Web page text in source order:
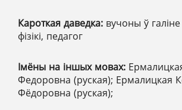
Кароткая даведка: вучоны ў
фізікі, педагог
Імёны на іншых мовах:
Федоровна (руская); Ермалицкая
Фёдоровна (руская);